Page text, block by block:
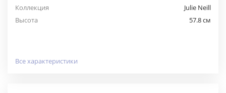
Коллекция
Julie Neill
Высота
57.8 см
Все характеристики